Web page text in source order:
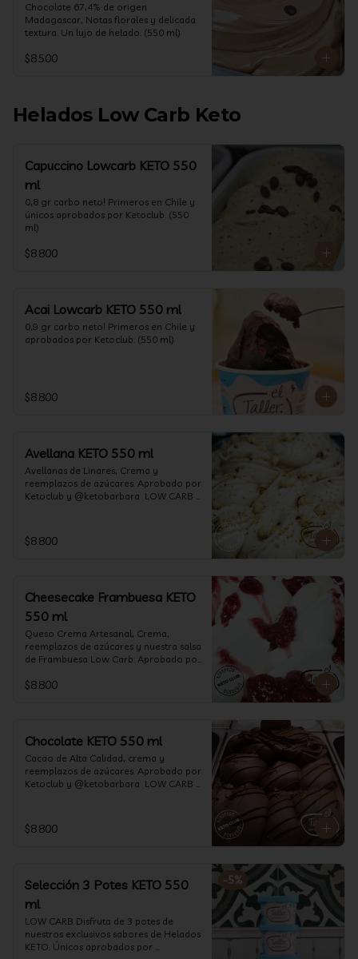
Chocolate 67,4% de origen
Madagascar, Notas florales y delicada
textura. Un lujo de helado. (550 ml)
$8.500
Helados Low Carb Keto
Capuccino Lowcarb KETO 550
ml
0,8 gr carbo neto! Primeros en Chile y
únicos aprobados por Ketoclub. (550
ml)
$8.800
Acai Lowcarb KETO 550 ml
0,9 gr carbo neto! Primeros en Chile y
aprobados por Ketoclub. (550 ml)
$8.800
Avellana KETO 550 ml
Avellanas de Linares, Crema y
reemplazos de azúcares. Aprobado por
Ketoclub y @ketobarbara  LOW CARB
$8.800
Cheesecake Frambuesa KETO
550 ml
Queso Crema Artesanal, Crema,
reemplazos de azúcares y nuestra salsa
de Frambuesa Low Carb. Aprobado por
KETO. (550 ml)
$8.800
Chocolate KETO 550 ml
Cacao de Alta Calidad, crema y
reemplazos de azúcares. Aprobado por
Ketoclub y @ketobarbara  LOW CARB
$8.800
-5%
Selección 3 Potes KETO 550
ml
LOW CARB Disfruta de 3 potes de
nuestros exclusivos sabores de Helados
KETO. Únicos aprobados por